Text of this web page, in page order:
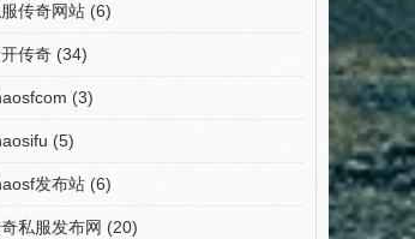
传奇网站 (6)
传奇 (34)
(3)
(5)
发布站 (6)
私服发布网 (20)